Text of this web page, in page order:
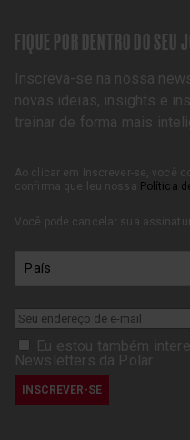
FIQUE POR DENTRO DO SEU
Inscreva-se na nossa
novas ideias, insights e
treinar de forma mais
Ao clicar em Inscrever-se, você
confirma que leu nossa Política
Você pode cancelar sua
Eu estou também
Newsletters da Polar